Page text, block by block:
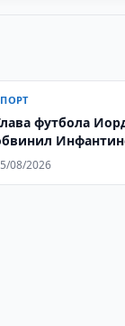
футбола
08/2026